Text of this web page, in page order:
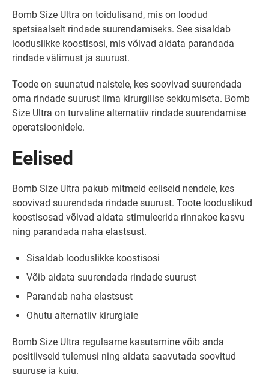
Bomb Size Ultra on toidulisand, mis on loodud
spetsiaalselt rindade suurendamiseks. See sisaldab
looduslikke koostisosi, mis võivad aidata parandada
rindade välimust ja suurust.
Toode on suunatud naistele, kes soovivad suurendada
oma rindade suurust ilma kirurgilise sekkumiseta. Bomb
Size Ultra on turvaline alternatiiv rindade suurendamise
operatsioonidele.
Eelised
Bomb Size Ultra pakub mitmeid eeliseid nendele, kes
soovivad suurendada rindade suurust. Toote looduslikud
koostisosad võivad aidata stimuleerida rinnakoe kasvu
ning parandada naha elastsust.
Sisaldab looduslikke koostisosi
Võib aidata suurendada rindade suurust
Parandab naha elastsust
Ohutu alternatiiv kirurgiale
Bomb Size Ultra regulaarne kasutamine võib anda
positiivseid tulemusi ning aidata saavutada soovitud
suuruse ja kuju.